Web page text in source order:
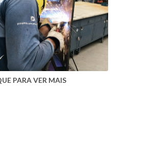
PARA VER MAIS